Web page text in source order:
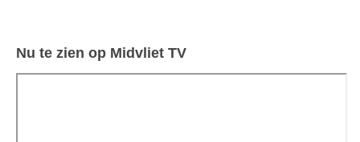
Nu te zien op Midvliet TV